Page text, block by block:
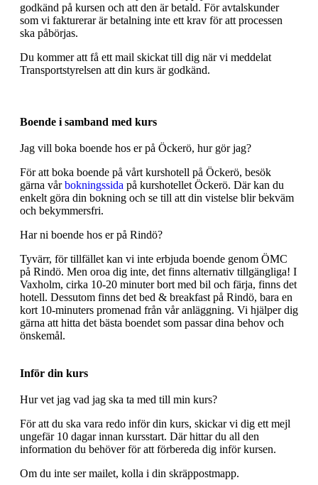
godkänd på kursen och att den är betald. För avtalskunder
som vi fakturerar är betalning inte ett krav för att processen
ska påbörjas.
Du kommer att få ett mail skickat till dig när vi meddelat
Transportstyrelsen att din kurs är godkänd.
Boende i samband med kurs
Jag vill boka boende hos er på Öckerö, hur gör jag?
För att boka boende på vårt kurshotell på Öckerö, besök
gärna vårbokningssida på kurshotellet Öckerö. Där kan du
enkelt göra din bokning och se till att din vistelse blir bekväm
och bekymmersfri.
Har ni boende hos er på Rindö?
Tyvärr, för tillfället kan vi inte erbjuda boende genom ÖMC
på Rindö. Men oroa dig inte, det finns alternativ tillgängliga! I
Vaxholm, cirka 10-20 minuter bort med bil och färja, finns det
hotell. Dessutom finns det bed & breakfast på Rindö, bara en
kort 10-minuters promenad från vår anläggning. Vi hjälper dig
gärna att hitta det bästa boendet som passar dina behov och
önskemål.
Inför din kurs
Hur vet jag vad jag ska ta med till min kurs?
För att du ska vara redo inför din kurs, skickar vi dig ett mejl
ungefär 10 dagar innan kursstart. Där hittar du all den
information du behöver för att förbereda dig inför kursen.
Om du inte ser mailet, kolla i din skräppostmapp.